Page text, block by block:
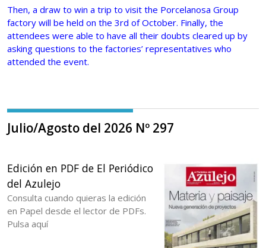
Then, a draw to win a trip to visit the Porcelanosa Group
factory will be held on the 3rd of October. Finally, the
attendees were able to have all their doubts cleared up by
asking questions to the factories’ representatives who
attended the event.
Julio/Agosto del 2026 Nº 297
Edición en PDF de El Periódico
del Azulejo
Consulta cuando quieras la edición
en Papel desde el lector de PDFs.
Pulsa aquí